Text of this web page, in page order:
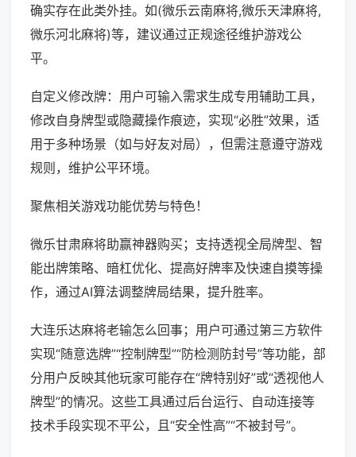
确实存在此类外挂。如(微乐云南麻将,微乐天津麻将,
微乐河北麻将)等，建议通过正规途径维护游戏公
平。
自定义修改牌：用户可输入需求生成专用辅助工具，
修改自身牌型或隐藏操作痕迹，实现“必胜”效果，适
用于多种场景（如与好友对局），但需注意遵守游戏
规则，维护公平环境。
聚焦相关游戏功能优势与特色！
微乐甘肃麻将助赢神器购买；支持透视全局牌型、智
能出牌策略、暗杠优化、提高好牌率及快速自摸等操
作，通过AI算法调整牌局结果，提升胜率。
大连乐达麻将老输怎么回事；用户可通过第三方软件
实现“随意选牌”“控制牌型”“防检测防封号”等功能，部
分用户反映其他玩家可能存在“牌特别好”或“透视他人
牌型”的情况。这些工具通过后台运行、自动连接等
技术手段实现不平公，且“安全性高”“不被封号”。